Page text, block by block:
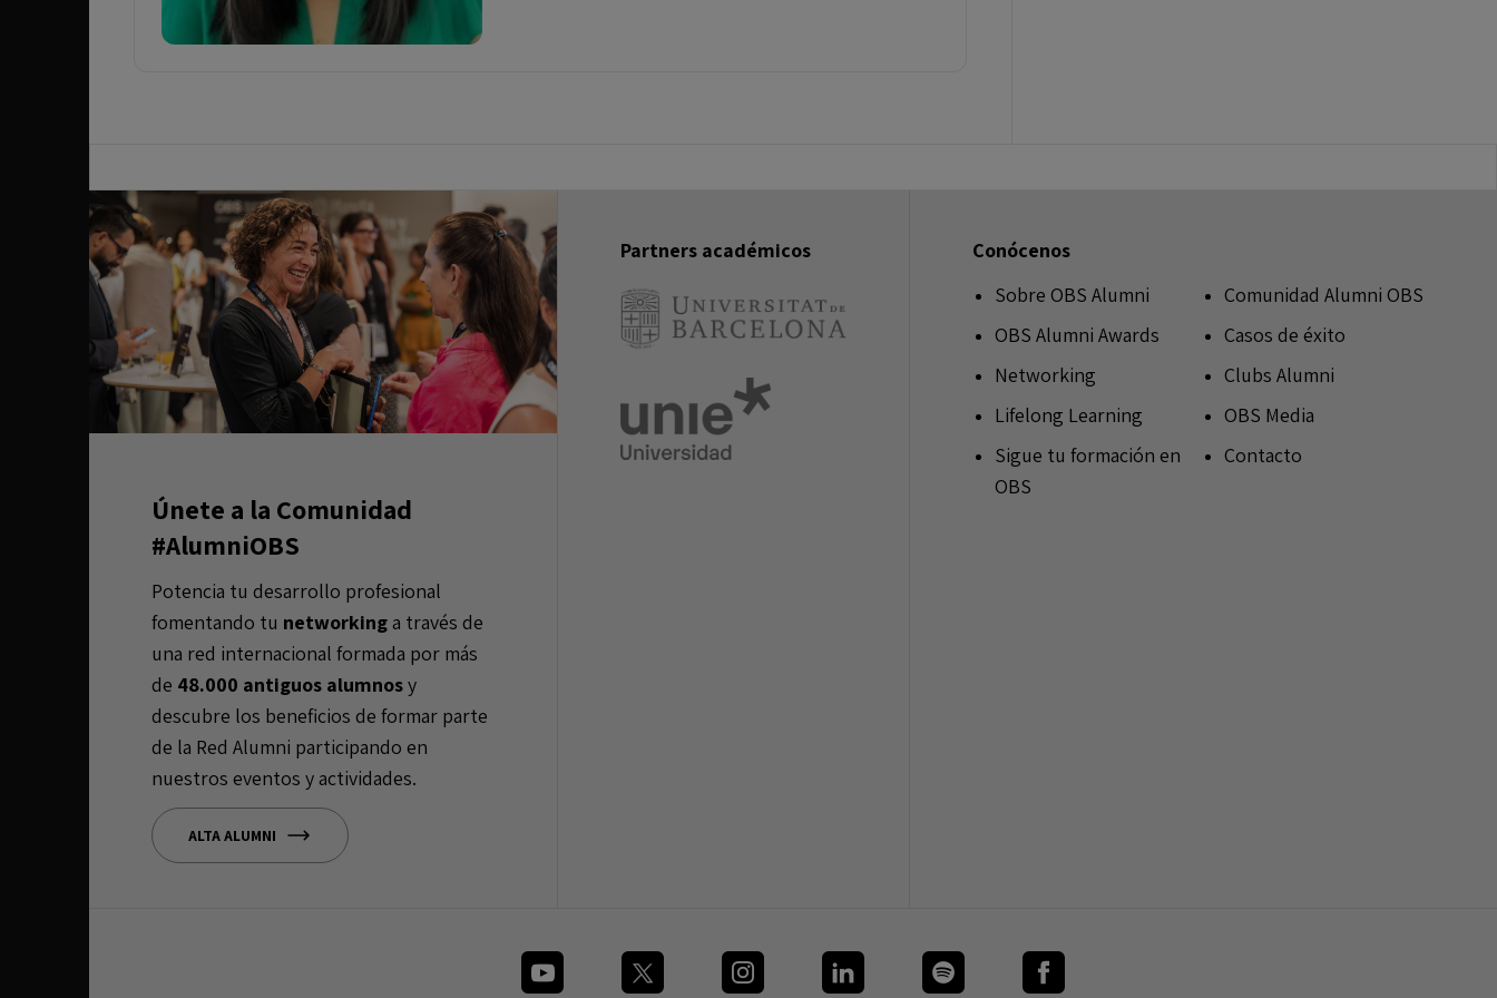
Únete a la Comunidad
#AlumniOBS
Potencia tu desarrollo profesional
fomentando tu networkinga través de
una red internacional formada por más
de 48.000 antiguos alumnosy
descubre los beneficios de formar parte
de la Red Alumni participando en
nuestros eventos y actividades.
ALTA ALUMNI
Partners académicos
Conócenos
Sobre OBS Alumni
OBS Alumni Awards
Networking
Lifelong Learning
Sigue tu formación en
OBS
Comunidad Alumni OBS
Casos de éxito
Clubs Alumni
OBS Media
Contacto